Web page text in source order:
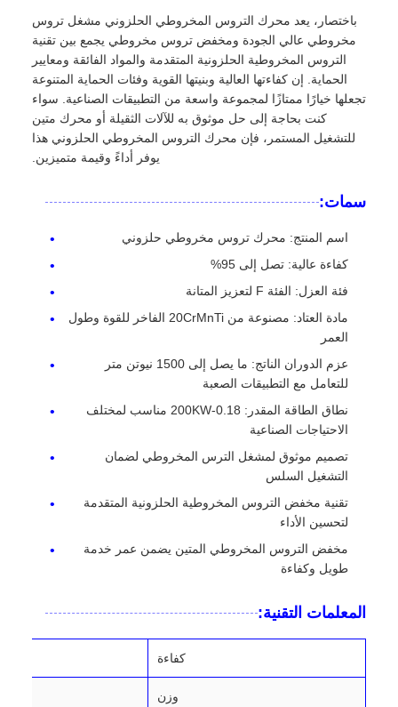
باختصار، يعد محرك التروس المخروطي الحلزوني مشغل تروس
مخروطي عالي الجودة ومخفض تروس مخروطي يجمع بين تقنية
التروس المخروطية الحلزونية المتقدمة والمواد الفائقة ومعايير
الحماية. إن كفاءتها العالية وبنيتها القوية وفئات الحماية المتنوعة
تجعلها خيارًا ممتازًا لمجموعة واسعة من التطبيقات الصناعية. سواء
كنت بحاجة إلى حل موثوق به للآلات الثقيلة أو محرك متين
للتشغيل المستمر، فإن محرك التروس المخروطي الحلزوني هذا
يوفر أداءً وقيمة متميزين.
سمات:
اسم المنتج: محرك تروس مخروطي حلزوني
كفاءة عالية: تصل إلى 95%
فئة العزل: الفئة F لتعزيز المتانة
مادة العتاد: مصنوعة من 20CrMnTi الفاخر للقوة وطول
العمر
عزم الدوران الناتج: ما يصل إلى 1500 نيوتن متر
للتعامل مع التطبيقات الصعبة
نطاق الطاقة المقدر: 0.18-200KW مناسب لمختلف
الاحتياجات الصناعية
تصميم موثوق لمشغل الترس المخروطي لضمان
التشغيل السلس
تقنية مخفض التروس المخروطية الحلزونية المتقدمة
لتحسين الأداء
مخفض التروس المخروطي المتين يضمن عمر خدمة
طويل وكفاءة
المعلمات التقنية:
كفاءة
وزن